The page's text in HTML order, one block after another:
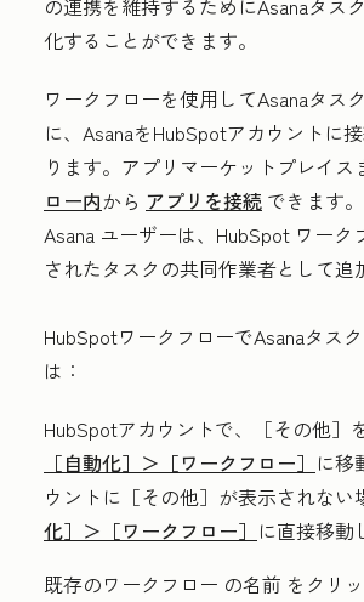
の連携を維持するためにAsanaタス
化することができます。
ワークフローを使用してAsanaタス
に、AsanaをHubSpotアカウントに
ります。アプリマーケットプレイス
ロー内から アプリを接続 できます
Asana ユーザーは、HubSpot ワーク
されたタスクの共同作業者として追
HubSpotワークフローでAsanaタス
は：
HubSpotアカウントで、
［その他］
［自動化］＞ ［ワークフロー］ に移
ウントに ［その他］が表示されない
化］＞ ［ワークフロー］ に直接移動
既存のワークフロー の名前 をクリ